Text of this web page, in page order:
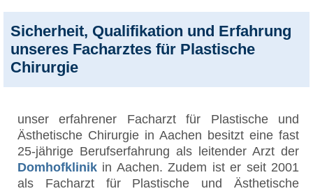
Sicherheit, Qualifikation und Erfahrung
unseres Facharztes für Plastische
Chirurgie
unser erfahrener Facharzt für Plastische und
Ästhetische Chirurgie in Aachen besitzt eine fast
25-jährige Berufserfahrung als leitender Arzt der
Domhofklinik in Aachen. Zudem ist er seit 2001
als Facharzt für Plastische und Ästhetische